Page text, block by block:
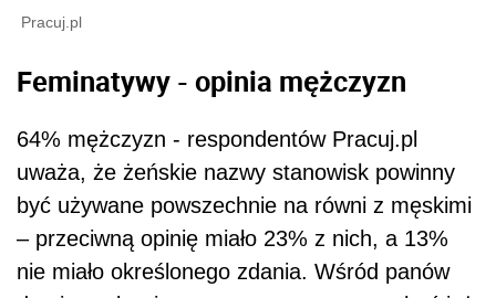
Pracuj.pl
Feminatywy - opinia mężczyzn
64% mężczyzn - respondentów Pracuj.pl
uważa, że żeńskie nazwy stanowisk powinny
być używane powszechnie na równi z męskimi
– przeciwną opinię miało 23% z nich, a 13%
nie miało określonego zdania. Wśród panów